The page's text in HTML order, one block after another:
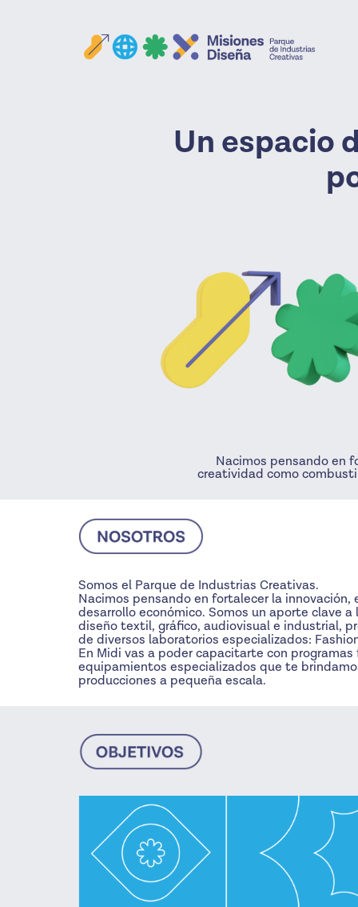
Un espacio
Nacimos pensando en
creatividad como
Somos el Parque de Industrias Creativas.
Nacimos pensando en fortalecer la
desarrollo económico. Somos un aporte clave
diseño textil, gráfico, audiovisual e industrial,
de diversos laboratorios especializados:
En Midi vas a poder capacitarte con
equipamientos especializados que te
producciones a pequeña escala.